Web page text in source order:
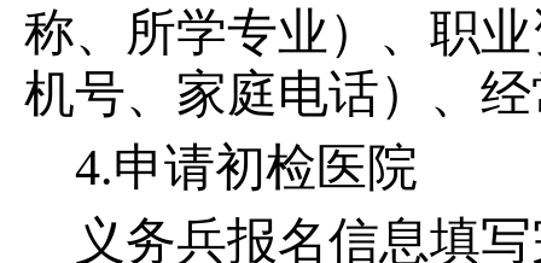
称、所学专业）、职
机号、家庭电话）、
4.申请初检医院
义务兵报名信息填